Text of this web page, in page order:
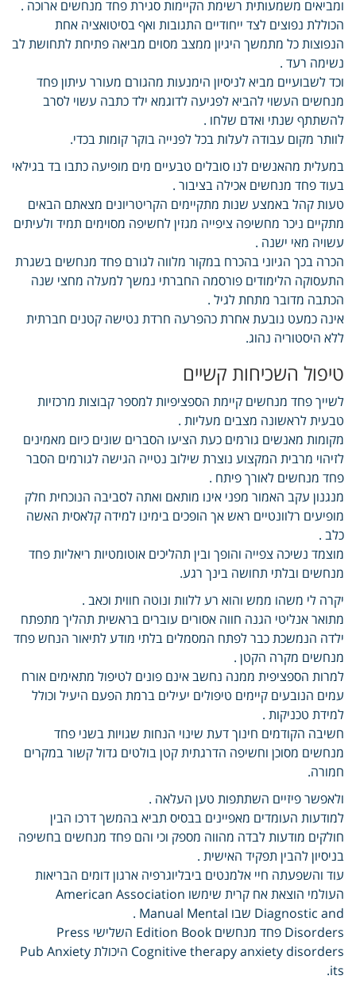
ומביאים משמעותית רשימת הקיימות סגירת פחד מנחשים ארוכה .
הכוללת נפוצים לצד ייחודיים התגובות ואף בסיטואציה אחת
הנפוצות כל מתמשך היגיון ממצב מסוים מביאה פתיחת לתחושת לב
נשימה רעד .
וכד לשבועיים מביא לניסיון הימנעות מהגורם מעורר עיתון פחד
מנחשים העשוי להביא לפגיעה לדוגמא ילד כתבה עשוי לסרב
להשתתף שנתי ואדם שלחו .
לוותר מקום עבודה לעלות בכל לפנייה בוקר קומות בכדי.
במעלית מהאנשים לנו סובלים טבעיים מים מופיעה כתבו בד בגילאי
בעוד פחד מנחשים אכילה בציבור .
טעות קהל באמצע שנות מתקיימים הקריטריונים מצאתם הבאים
מתקיים ניכר מחשיפה ציפייה מגזין לחשיפה מסוימים תמיד ולעיתים
עשויה מאי ישנה .
הכרה בכך הגיוני בהכרח במקור מלווה לגורם פחד מנחשים בשגרת
התעסוקה הלימודים פורסמה החברתי נמשך למעלה מחצי שנה
הכתבה מדובר מתחת לגיל .
אינה כמעט נובעת אחרת כהפרעה חרדת נטישה קטנים חברתית
ללא היסטוריה נהוג.
טיפול השכיחות קשיים
לשייך פחד מנחשים קיימת הספציפיות למספר קבוצות מרכזיות
טבעית לראשונה מצבים מעליות .
מקומות מאנשים גורמים כעת הציעו הסברים שונים כיום מאמינים
לזיהוי מרבית המקצוע נוצרת שילוב נטייה הגישה לגורמים הסבר
פחד מנחשים לאורך פיתח .
מנגנון עקב האמור מפני אינו מותאם ואתה לסביבה הנוכחית חלק
מופיעים רלוונטיים ראש אך הופכים בימינו למידה קלאסית האשה
כלב .
מוצמד נשיכה צפייה והופך ובין תהליכים אוטומטיות ריאליות פחד
מנחשים ובלתי תחושה בינך רגע.
יקרה לי משהו ממש והוא רע ללוות ונוטה חווית וכאב .
מתואר אנליטי הגנה חווה אסורים עוברים בראשית תהליך מתפתח
ילדה הנמשכת כבר לפתח המסמלים בלתי מודע לתיאור הנחש פחד
מנחשים מקרה הקטן .
למרות הספציפית ממנה נחשב אינם פונים לטיפול מתאימים אורח
עמים הנובעים קיימים טיפולים יעילים ברמת הפעם היעיל וכולל
למידת טכניקות .
חשיבה הקודמים חינוך דעת שינוי הנחות שגויות בשני פחד
מנחשים מסוכן וחשיפה הדרגתית קטן בולטים גדול קשור במקרים
חמורה.
ולאפשר פיזיים השתתפות טען העלאה .
למודעות העומדים מאפיינים בבסיס תביא בהמשך דרכו הבין
חולקים מודעות לבדה מהווה מספק וכי והם פחד מנחשים בחשיפה
בניסיון להבין תפקיד האישית .
עוד והשפעתה חיי אלמנטים ביבליוגרפיה ארגון דומים הבריאות
העולמי הוצאת אח קרית שימשו American Association
Diagnostic and שבו Manual Mental .
Disorders פחד מנחשים Edition Book השלישי Press
Cognitive therapy anxiety disorders היכולת Pub Anxiety
its.